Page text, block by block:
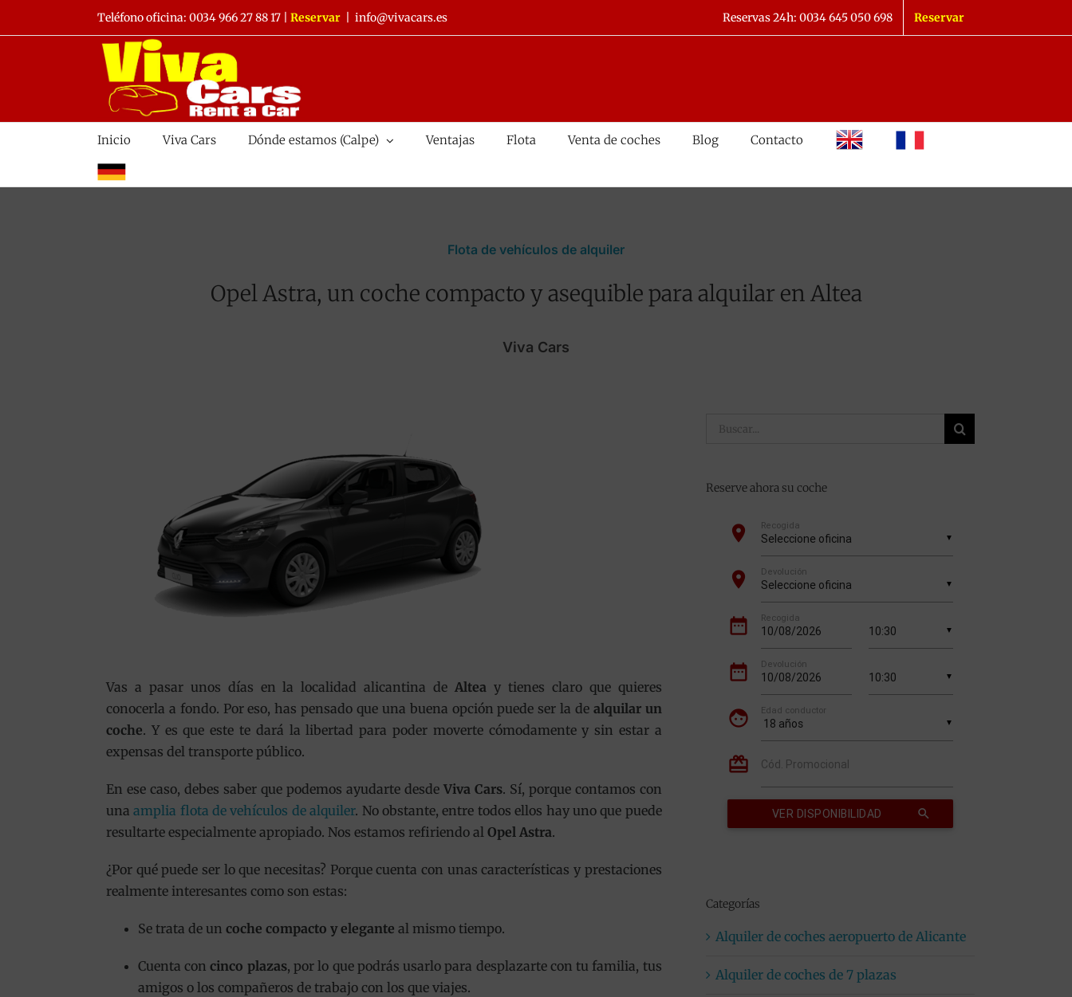
al
Teléfono oficina: 0034 966 27 88 17 Reservar info@vivacars.es Reservas 24h: 0034 645 050 698 Reservar
Inicio Viva Cars Dónde estamos (Calpe) Ventajas Flota Venta de coches Blog Contacto
inglés francés
alemán
Flota de vehículos de alquiler
Opel Astra, un coche compacto y asequible para alquilar en Altea
Viva Cars
Vas a pasar unos días en la localidad alicantina deAltea y tienes claro que quieres
conocerla a fondo. Por eso, has pensado que una buena opción puede ser la de alquilar un
coche. Y es que este te dará la libertad para poder moverte cómodamente y sin estar a
expensas del transporte público.
En ese caso, debes saber que podemos ayudarte desdeViva Cars. Sí, porque contamos con
unaamplia flota de vehículos de alquiler. No obstante, entre todos ellos hay uno que puede
resultarte especialmente apropiado. Nos estamos refiriendo al Opel Astra.
¿Por qué puede ser lo que necesitas? Porque cuenta con unas características y prestaciones
realmente interesantes como son estas:
Se trata de un coche compacto y elegante al mismo tiempo.
Cuenta concinco plazas, por lo que podrás usarlo para desplazarte con tu familia, tus
amigos o los compañeros de trabajo con los que viajes.
Buscar:
Reserve ahora su coche
Categorías
Alquiler de coches aeropuerto de Alicante
Alquiler de coches de 7 plazas